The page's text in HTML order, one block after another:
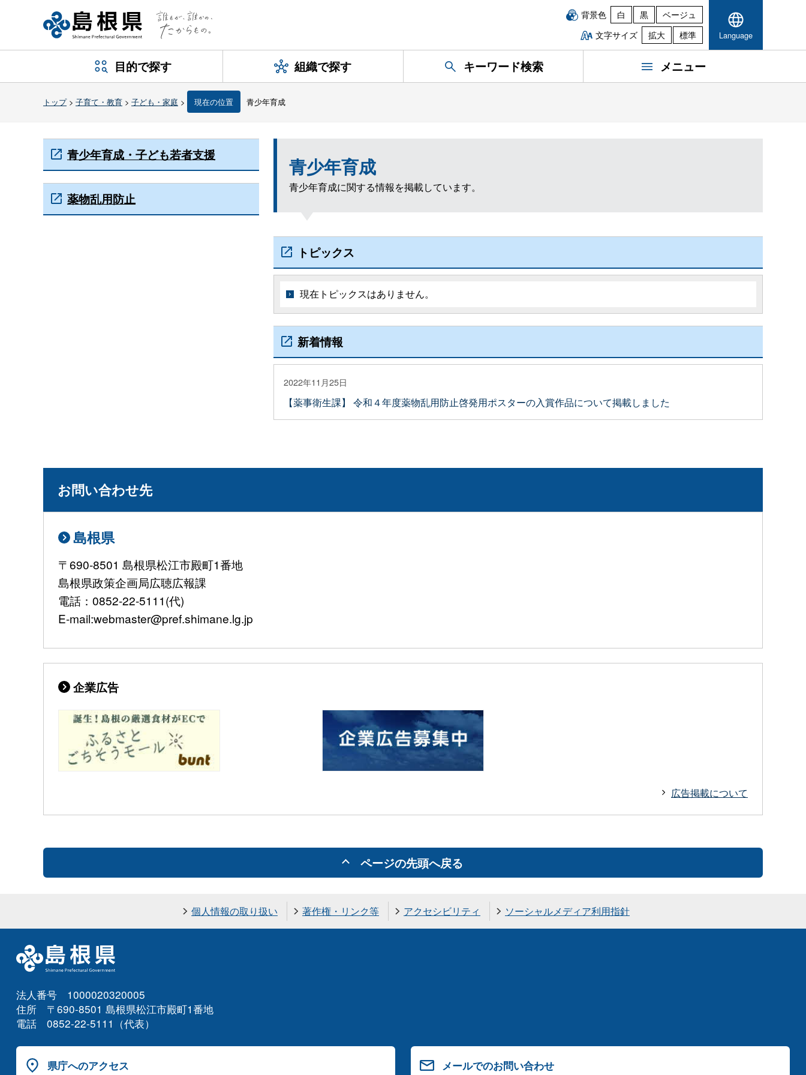
背景色 白 黒
ベージュ
文字サイズ
拡大 標準 Language
目的で探す 組織で探す キーワード検索 メニュー
トップ> 子育て・教育 > 子ども・家庭 > 現在の位置 青少年育成
青少年育成
青少年育成に関する情報を掲載しています。
トピックス
現在トピックスはありません。
新着情報
2022年11月25日
【薬事衛生課】 令和４年度薬物乱用防止啓発用ポスターの入賞作品について掲載しました
青少年育成・子ども若者支援
薬物乱用防止
お問い合わせ先
島根県
〒690-8501 島根県松江市殿町1番地
島根県政策企画局広聴広報課
電話：0852-22-5111(代)
E-mail:webmaster@pref.shimane.lg.jp
企業広告
広告掲載について
ページの先頭へ戻る
個人情報の取り扱い 著作権・リンク等 アクセシビリティ ソーシャルメディア利用指針
法人番号 1000020320005
住所 〒690-8501 島根県松江市殿町1番地
電話 0852-22-5111（代表）
県庁へのアクセス メールでのお問い合わせ